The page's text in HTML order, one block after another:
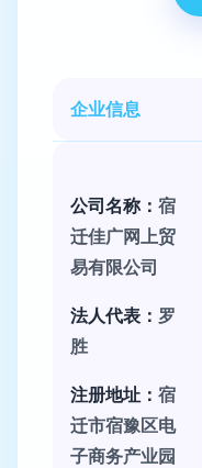
企业信息
公司名称： 宿
迁佳广网上贸
易有限公司
法人代表： 罗
胜
注册地址： 宿
迁市宿豫区电
子商务产业园